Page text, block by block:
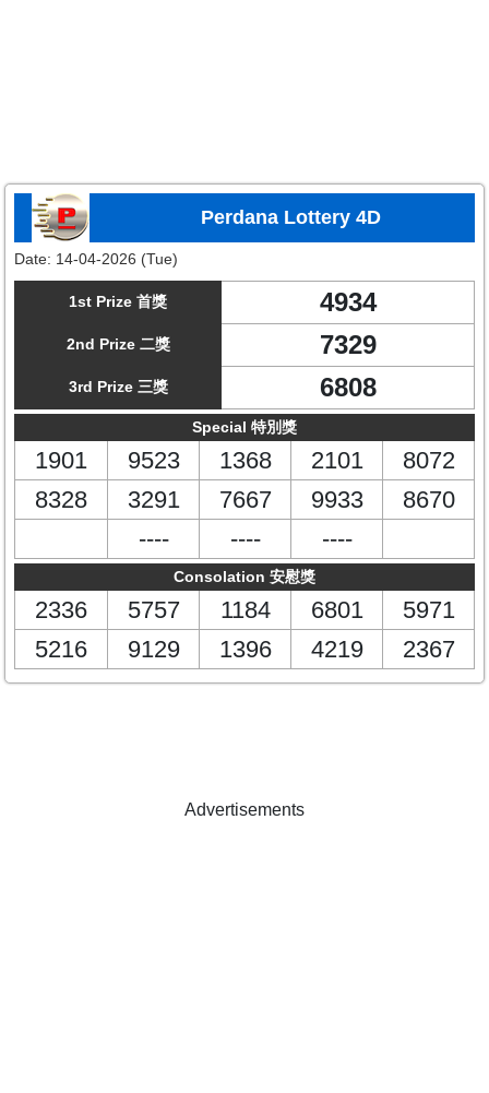
Perdana Lottery 4D
Date: 14-04-2026 (Tue)
1st Prize 首獎 4934
2nd Prize 二獎 7329
3rd Prize 三獎 6808
Special 特別獎
1901 9523 1368 2101
8072
8328
3291 7667 9933
8670
----
---- ----
Consolation 安慰獎
2336 5757 1184 6801
5971
5216
9129 1396 4219 2367
Advertisements